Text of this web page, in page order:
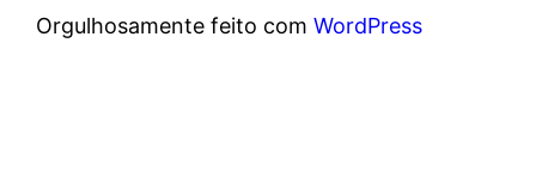
Orgulhosamente feito comWordPress